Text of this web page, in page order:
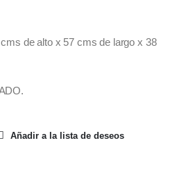
de alto x 57 cms de largo x 38
Añadir a la lista de deseos